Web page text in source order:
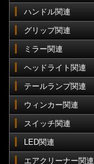
ハンドル関連
グリップ関連
ミラー関連
ヘッドライト関連
テールランプ関連
ウィンカー関連
スイッチ関連
LED関連
エアクリーナー関連